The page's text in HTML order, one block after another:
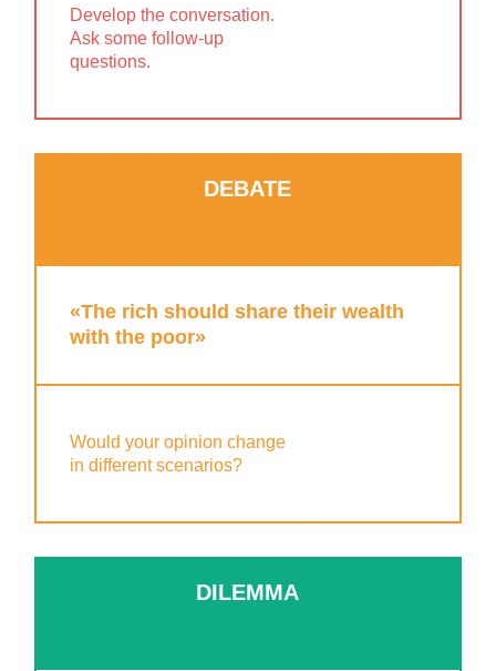
Develop the conversation.
Ask some follow-up
questions.
DEBATE
«The rich should share their wealth
with the poor»
Would your opinion change
in different scenarios?
DILEMMA